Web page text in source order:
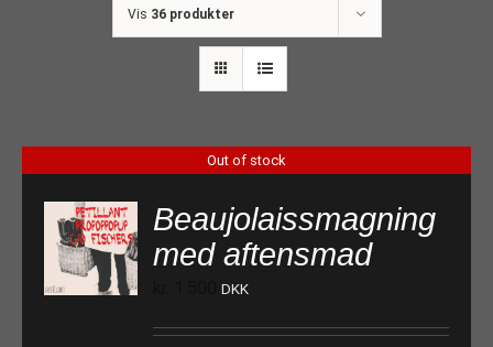
Vis 36 produkter
Out of stock
Beaujolaissmagning
med aftensmad
DKK